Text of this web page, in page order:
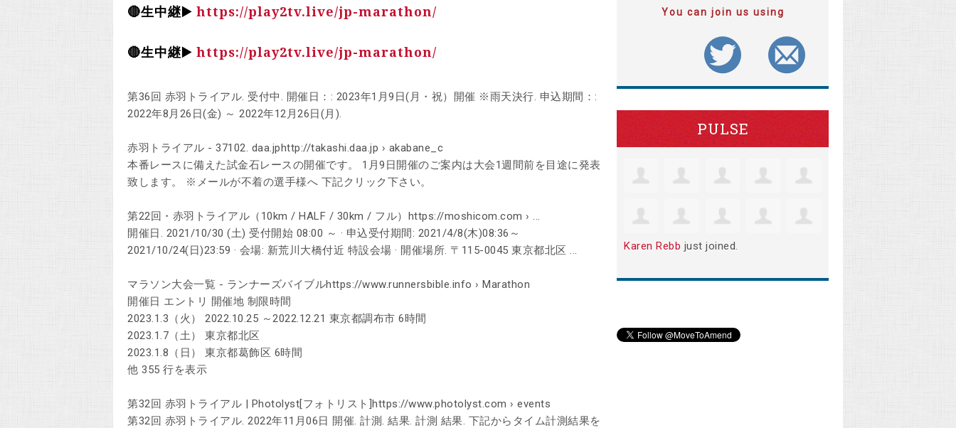
🔴生中継▶️ https://play2tv.live/jp-marathon/
🔴生中継▶️ https://play2tv.live/jp-marathon/
第36回 赤羽トライアル. 受付中. 開催日：: 2023年1月9日(月・祝）開催 ※雨天決行. 申込期間：:
2022年8月26日(金) ～ 2022年12月26日(月).
赤羽トライアル - 37102. daa.jphttp://takashi.daa.jp › akabane_c
本番レースに備えた試金石レースの開催です。 1月9日開催のご案内は大会1週間前を目途に発表
致します。 ※メールが不着の選手様へ 下記クリック下さい。
第22回・赤羽トライアル（10km / HALF / 30km / フル）https://moshicom.com › ...
開催日. 2021/10/30 (土) 受付開始 08:00 ～ · 申込受付期間: 2021/4/8(木)08:36～
2021/10/24(日)23:59 · 会場: 新荒川大橋付近 特設会場 · 開催場所. 〒115-0045 東京都北区 ...
マラソン大会一覧 - ランナーズバイブルhttps://www.runnersbible.info › Marathon
開催日 エントリ 開催地 制限時間
2023.1.3（火） 2022.10.25 ～2022.12.21 東京都調布市 6時間
2023.1.7（土） 東京都北区
2023.1.8（日） 東京都葛飾区 6時間
他 355 行を表示
第32回 赤羽トライアル | Photolyst[フォトリスト]https://www.photolyst.com › events
第32回 赤羽トライアル. 2022年11月06日 開催. 計測. 結果. 計測 結果. 下記からタイム計測結果を
You can join us using
PULSE
Karen Rebb just joined.